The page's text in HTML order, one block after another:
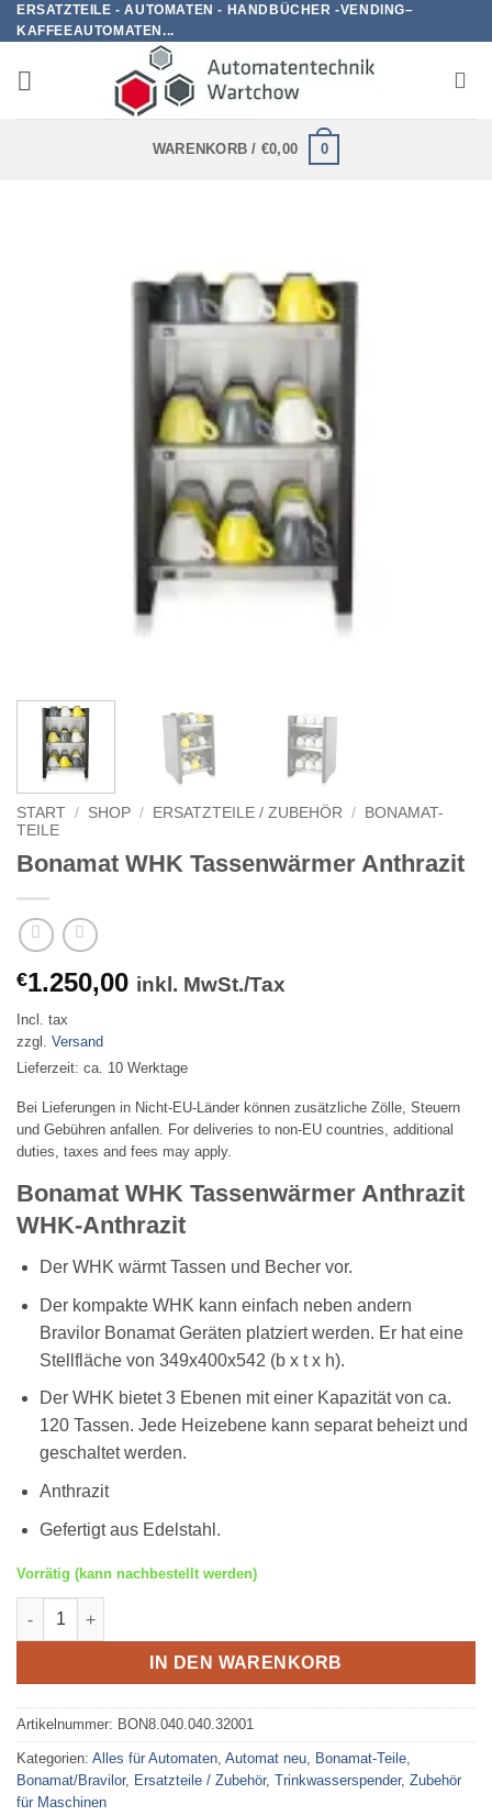
Zum
Inhalt
springen
ERSATZTEILE - AUTOMATEN - HANDBÜCHER -VENDING–
KAFFEEAUTOMATEN...
WARENKORB / €0,00 0
START / SHOP / ERSATZTEILE / ZUBEHÖR / BONAMAT-
TEILE
Bonamat WHK Tassenwärmer Anthrazit
€1.250,00 inkl. MwSt./Tax
Incl. tax
zzgl. Versand
Lieferzeit: ca. 10 Werktage
Bei Lieferungen in Nicht-EU-Länder können zusätzliche Zölle, Steuern
und Gebühren anfallen. For deliveries to non-EU countries, additional
duties, taxes and fees may apply.
Bonamat WHK Tassenwärmer Anthrazit
WHK-Anthrazit
Der WHK wärmt Tassen und Becher vor.
Der kompakte WHK kann einfach neben andern
Bravilor Bonamat Geräten platziert werden. Er hat eine
Stellfläche von 349x400x542 (b x t x h).
Der WHK bietet 3 Ebenen mit einer Kapazität von ca.
120 Tassen. Jede Heizebene kann separat beheizt und
geschaltet werden.
Anthrazit
Gefertigt aus Edelstahl.
Vorrätig (kann nachbestellt werden)
Bonamat WHK Tassenwärmer Anthrazit Menge
IN DEN WARENKORB
Artikelnummer: BON8.040.040.32001
Kategorien: Alles für Automaten, Automat neu, Bonamat-Teile,
Bonamat/Bravilor, Ersatzteile / Zubehör, Trinkwasserspender, Zubehör
für Maschinen